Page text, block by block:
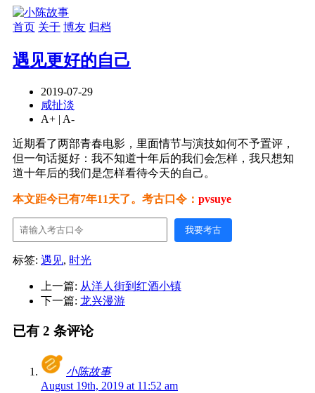
首页 关于 博友 归档
遇见更好的自己
2019-07-29
咸扯淡
A+ | A-
近期看了两部青春电影，里面情节与演技如何不予置评，
但一句话挺好：我不知道十年后的我们会怎样，我只想知
道十年后的我们是怎样看待今天的自己。
本文距今已有7年11天了。考古口令： pvsuye
我要考古
标签: 遇见, 时光
上一篇: 从洋人街到红酒小镇
下一篇: 龙兴漫游
已有 2 条评论
小陈故事
August 19th, 2019 at 11:52 am